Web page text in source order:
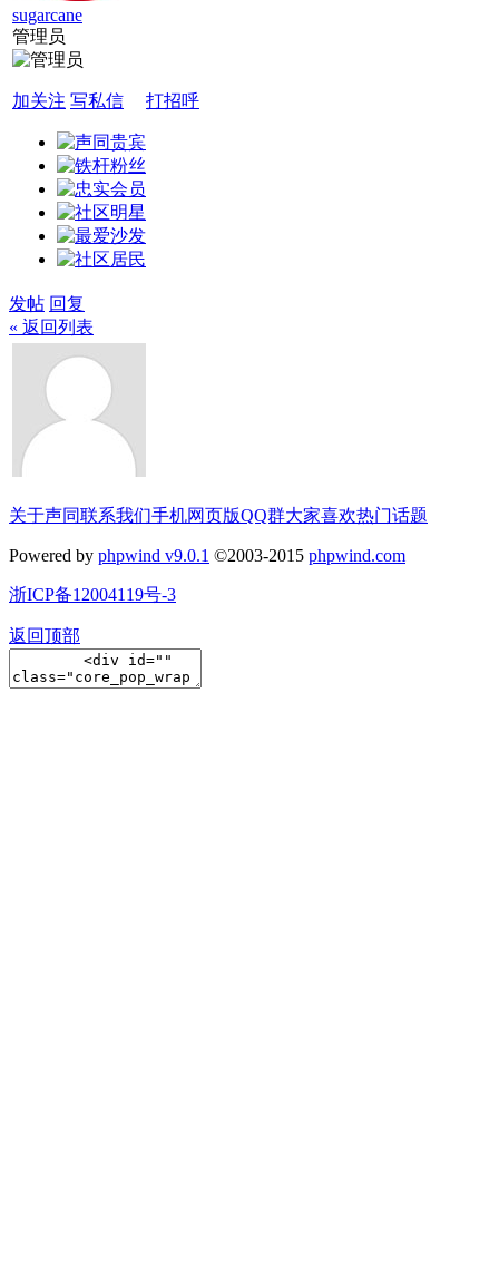
sugarcane
管理员
加关注 写私信 打招呼
发帖 回复
« 返回列表
关于声同联系我们手机网页版QQ群大家喜欢热门话题
Powered by phpwind v9.0.1 ©2003-2015 phpwind.com
浙ICP备12004119号-3
返回顶部